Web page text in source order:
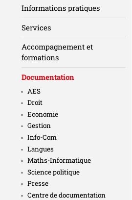
Informations pratiques
Services
Accompagnement et
formations
Documentation
AES
Droit
Economie
Gestion
Info-Com
Langues
Maths-Informatique
Science politique
Presse
Centre de documentation